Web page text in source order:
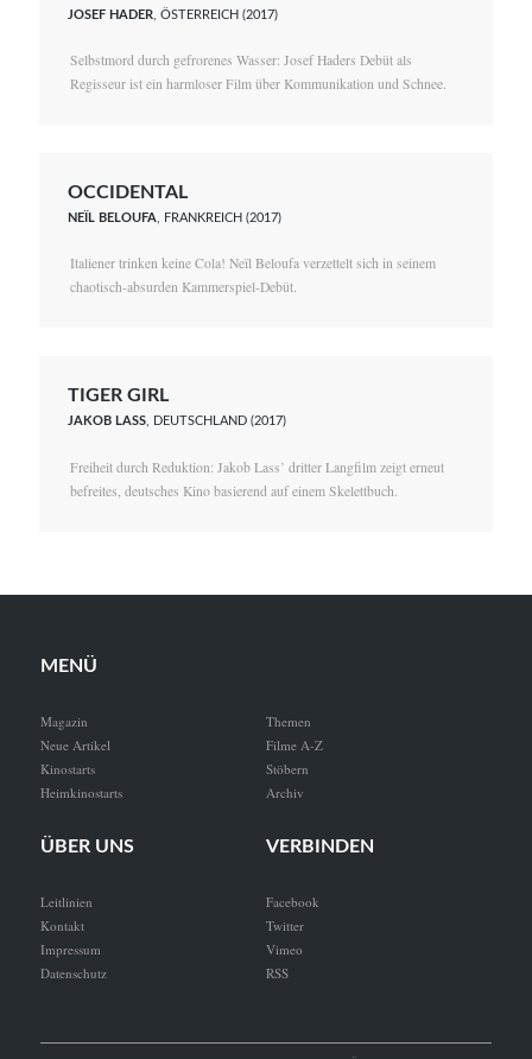
JOSEF HADER , ÖSTERREICH (2017)
Selbstmord durch gefrorenes Wasser: Josef Haders Debüt als
Regisseur ist ein harmloser Film über Kommunikation und Schnee.
OCCIDENTAL
NEÏL BELOUFA , FRANKREICH (2017)
Italiener trinken keine Cola! Neïl Beloufa verzettelt sich in seinem
chaotisch-absurden Kammerspiel-Debüt.
TIGER GIRL
JAKOB LASS, DEUTSCHLAND (2017)
Freiheit durch Reduktion: Jakob Lass’ dritter Langfilm zeigt erneut
befreites, deutsches Kino basierend auf einem Skelettbuch.
MENÜ
Magazin
Neue Artikel
Kinostarts
Heimkinostarts
Themen
Filme A-Z
Stöbern
Archiv
ÜBER UNS
Leitlinien
Kontakt
Impressum
Datenschutz
VERBINDEN
Facebook
Twitter
Vimeo
RSS